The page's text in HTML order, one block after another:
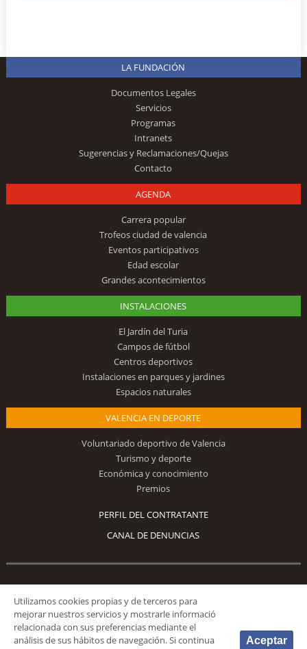
LA FUNDACIÓN
Documentos Legales
Servicios
Programas
Intranets
Sugerencias y Reclamaciones/Quejas
Contacto
AGENDA
Carrera popular
Trofeos ciudad de valencia
Eventos participativos
Edad escolar
Grandes acontecimientos
INSTALACIONES
El Jardín del Turia
Campos de fútbol
Centros deportivos
Instalaciones en parques y jardines
Espacios naturales
VALENCIA EN DEPORTE
Voluntariado deportivo de Valencia
Turismo y deporte
Económica y conocimiento
Premios
PERFIL DEL CONTRATANTE
CANAL DE DENUNCIAS
Síguenos
Utilizamos cookies propias y de terceros para
mejorar nuestros servicios y mostrarle informació
relacionada con sus preferencias mediante el
análisis de sus hábitos de navegación. Si continua
Aceptar